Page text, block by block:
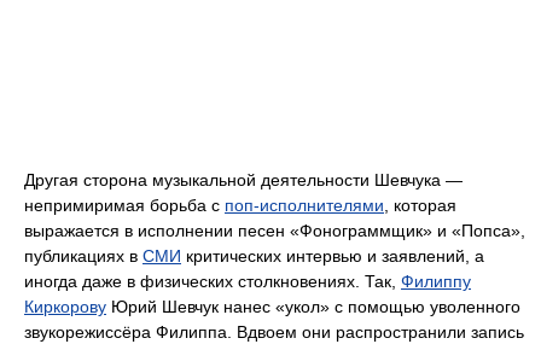
Другая сторона музыкальной деятельности Шевчука —
непримиримая борьба с поп-исполнителями, которая
выражается в исполнении песен «Фонограммщик» и «Попса»,
публикациях в СМИ критических интервью и заявлений, а
иногда даже в физических столкновениях. Так, Филиппу
Киркорову Юрий Шевчук нанес «укол» с помощью уволенного
звукорежиссёра Филиппа. Вдвоем они распространили запись